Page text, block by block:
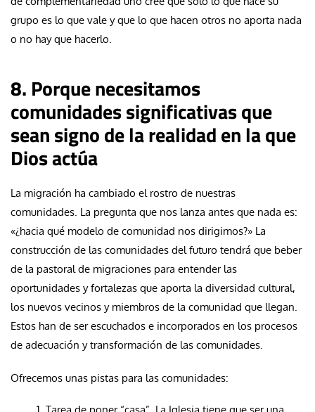
grupo es lo que vale y que lo que hacen otros no aporta nada
o no hay que hacerlo.
8. Porque necesitamos
comunidades significativas que
sean signo de la realidad en la que
Dios actúa
La migración ha cambiado el rostro de nuestras
comunidades. La pregunta que nos lanza antes que nada es:
«¿hacia qué modelo de comunidad nos dirigimos?» La
construcción de las comunidades del futuro tendrá que beber
de la pastoral de migraciones para entender las
oportunidades y fortalezas que aporta la diversidad cultural,
los nuevos vecinos y miembros de la comunidad que llegan.
Estos han de ser escuchados e incorporados en los procesos
de adecuación y transformación de las comunidades.
Ofrecemos unas pistas para las comunidades: